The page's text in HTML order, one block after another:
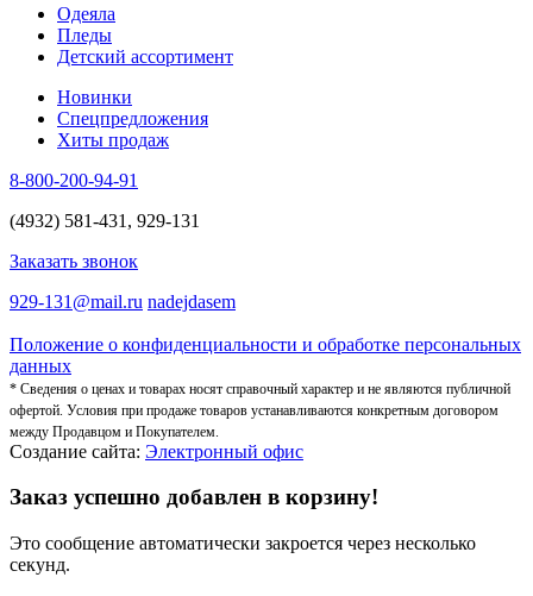
Одеяла
Пледы
Детский ассортимент
Новинки
Спецпредложения
Хиты продаж
8-800-200-94-91
(4932) 581-431, 929-131
Заказать звонок
929-131@mail.ru nadejdasem
Положение о конфиденциальности и обработке персональных
данных
* Сведения о ценах и товарах носят справочный характер и не являются публичной
офертой. Условия при продаже товаров устанавливаются конкретным договором
между Продавцом и Покупателем.
Создание сайта: Электронный офис
Заказ успешно добавлен в корзину!
Это сообщение автоматически закроется через несколько
секунд.